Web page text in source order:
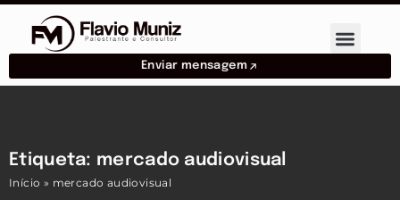
Enviar mensagem
Etiqueta: mercado audiovisual
Início » mercado audiovisual